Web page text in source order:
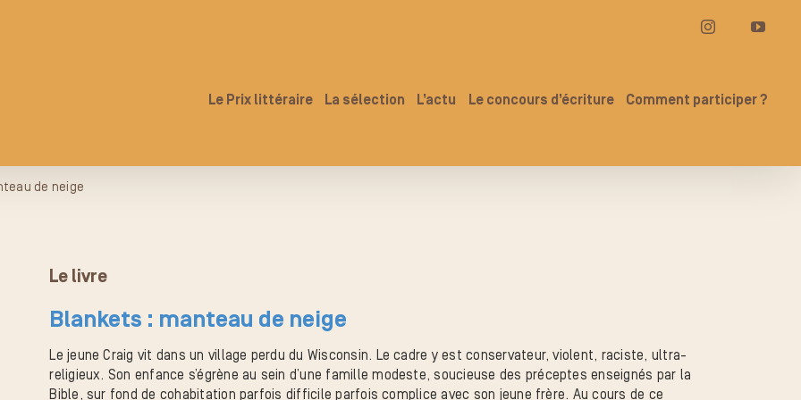
Instagram
Le Prix littéraire La sélection L’actu Le concours d’écriture Comment participer ?
de neige
Le livre
Blankets : manteau de neige
Le jeune Craig vit dans un village perdu du Wisconsin. Le cadre y est conservateur, violent, raciste, ultra-
religieux. Son enfance s’égrène au sein d’une famille modeste, soucieuse des préceptes enseignés par la
Bible, sur fond de cohabitation parfois difficile parfois complice avec son jeune frère. Au cours de ce